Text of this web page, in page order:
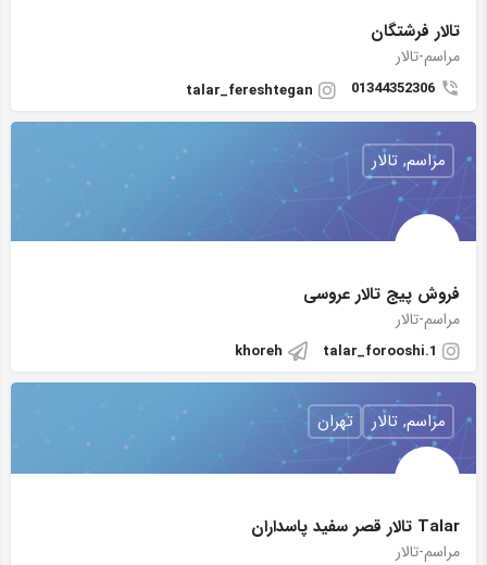
تالار فرشتگان
مراسم-تالار
01344352306
talar_fereshtegan
فروش پیج‌ تالار عروسی
مراسم-تالار
talar_forooshi.1
khoreh
مراسم, تالار
Talar تالار قصر سفید پاسداران
مراسم-تالار
مراسم, تالار تهران